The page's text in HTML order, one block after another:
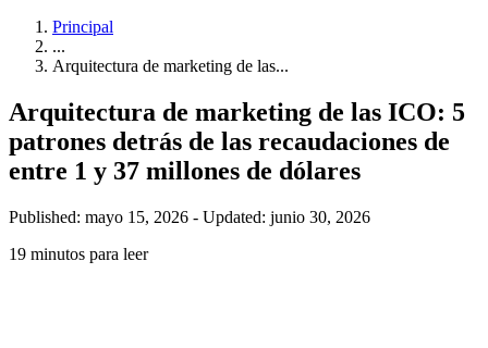
Principal
...
Arquitectura de marketing de las...
Arquitectura de marketing de las ICO: 5
patrones detrás de las recaudaciones de
entre 1 y 37 millones de dólares
Published: mayo 15, 2026 - Updated: junio 30, 2026
19 minutos para leer